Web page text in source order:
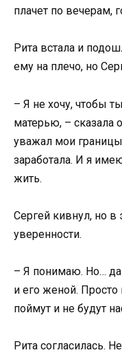
плачет по вечерам,
Рита встала и
ему на плечо, но
– Я не хочу, чтобы
матерью, – сказала
уважал мои
заработала. И я
жить.
Сергей кивнул, но
уверенности.
– Я понимаю. Но…
и его женой.
поймут и не будут
Рита согласилась.